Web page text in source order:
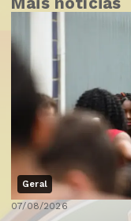
Geral
07/08/2026